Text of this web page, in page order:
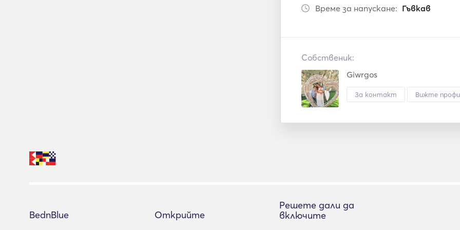
Време за напускане: Гъвкав
Собственик:
Giwrgos
За контакт Вижте
BednBlue Открийте
Решете дали да
включите